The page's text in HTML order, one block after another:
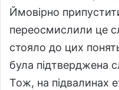
Ймовірно
переосмислили це
стояло до цих
була підтверджена
Тож, на підвалинах